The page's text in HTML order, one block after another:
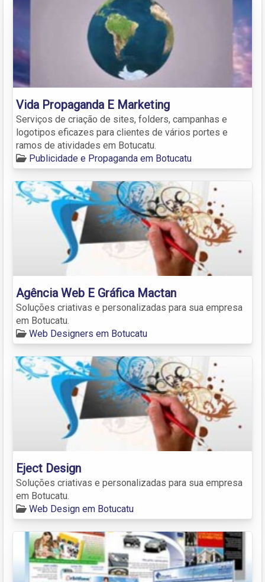
Vida Propaganda E Marketing
Serviços de criação de sites, folders, campanhas e
logotipos eficazes para clientes de vários portes e
ramos de atividades em Botucatu.
Publicidade e Propaganda em Botucatu
Agência Web E Gráfica Mactan
Soluções criativas e personalizadas para sua empresa
em Botucatu.
Web Designers em Botucatu
Eject Design
Soluções criativas e personalizadas para sua empresa
em Botucatu.
Web Design em Botucatu